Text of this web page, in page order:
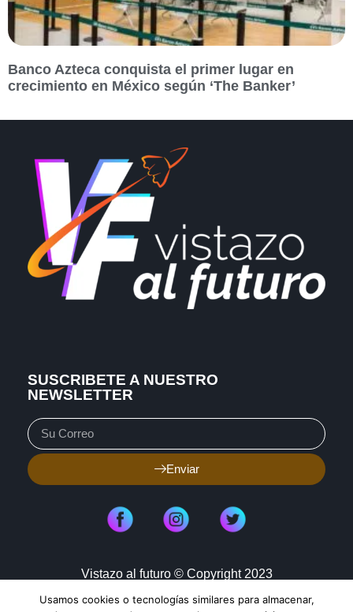
Banco Azteca conquista el primer lugar en
crecimiento en México según ‘The Banker’
SUSCRIBETE A NUESTRO
NEWSLETTER
Enviar
Vistazo al futuro © Copyright 2023
Usamos cookies o tecnologías similares para almacenar,